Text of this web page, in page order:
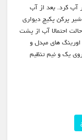
آب کرد. بعد از آب
پرکن پکیج دیواری
احتمالا آب از پشت
های مبدل و
یک و نیم تنظیم